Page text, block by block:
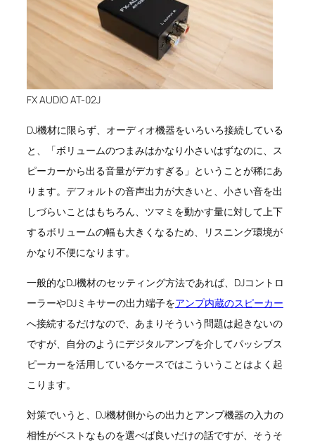
FX AUDIO AT-02J
DJ機材に限らず、オーディオ機器をいろいろ接続している
と、「ボリュームのつまみはかなり小さいはずなのに、ス
ピーカーから出る音量がデカすぎる」ということが稀にあ
ります。デフォルトの音声出力が大きいと、小さい音を出
しづらいことはもちろん、ツマミを動かす量に対して上下
するボリュームの幅も大きくなるため、リスニング環境が
かなり不便になります。
一般的なDJ機材のセッティング方法であれば、DJコントロ
ーラーやDJミキサーの出力端子をアンプ内蔵のスピーカー
へ接続するだけなので、あまりそういう問題は起きないの
ですが、自分のようにデジタルアンプを介してパッシブス
ピーカーを活用しているケースではこういうことはよく起
こります。
対策でいうと、DJ機材側からの出力とアンプ機器の入力の
相性がベストなものを選べば良いだけの話ですが、そうそ